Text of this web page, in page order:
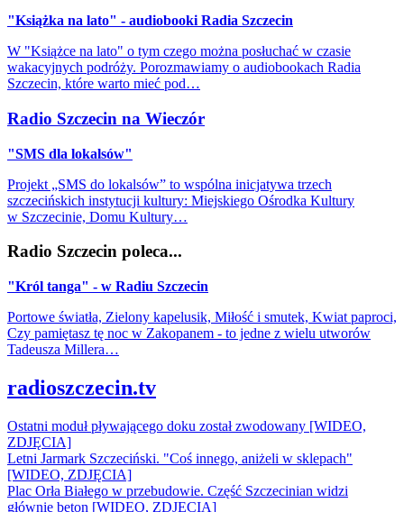
"Książka na lato" - audiobooki Radia Szczecin
W "Książce na lato" o tym czego można posłuchać w czasie
wakacyjnych podróży. Porozmawiamy o audiobookach Radia
Szczecin, które warto mieć pod…
Radio Szczecin na Wieczór
"SMS dla lokalsów"
Projekt „SMS do lokalsów” to wspólna inicjatywa trzech
szczecińskich instytucji kultury: Miejskiego Ośrodka Kultury
w Szczecinie, Domu Kultury…
Radio Szczecin poleca...
"Król tanga" - w Radiu Szczecin
Portowe światła, Zielony kapelusik, Miłość i smutek, Kwiat paproci,
Czy pamiętasz tę noc w Zakopanem - to jedne z wielu utworów
Tadeusza Millera…
radioszczecin.tv
Ostatni moduł pływającego doku został zwodowany [WIDEO,
ZDJĘCIA]
Letni Jarmark Szczeciński. "Coś innego, aniżeli w sklepach"
[WIDEO, ZDJĘCIA]
Plac Orła Białego w przebudowie. Część Szczecinian widzi
głównie beton [WIDEO, ZDJĘCIA]